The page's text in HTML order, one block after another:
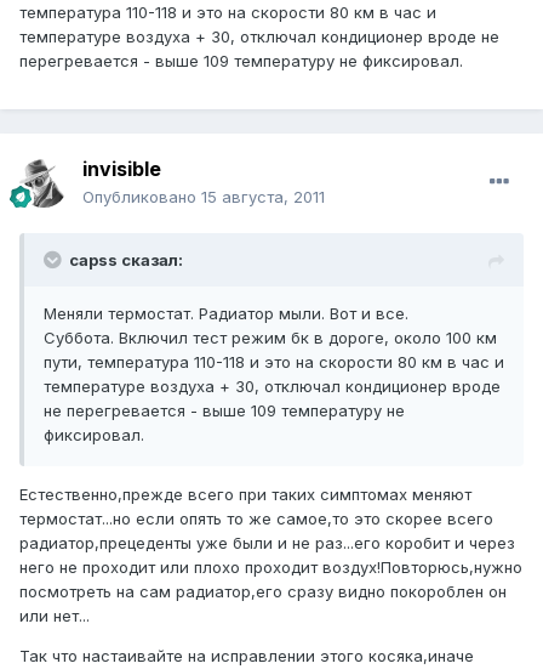
температура 110-118 и это на скорости 80 км в час и
температуре воздуха + 30, отключал кондиционер вроде не
перегревается - выше 109 температуру не фиксировал.
invisible
Опубликовано 15 августа, 2011
capss сказал:
Меняли термостат. Радиатор мыли. Вот и все.
Суббота. Включил тест режим бк в дороге, около 100 км
пути, температура 110-118 и это на скорости 80 км в час и
температуре воздуха + 30, отключал кондиционер вроде
не перегревается - выше 109 температуру не
фиксировал.
Естественно,прежде всего при таких симптомах меняют
термостат...но если опять то же самое,то это скорее всего
радиатор,прецеденты уже были и не раз...его коробит и через
него не проходит или плохо проходит воздух!Повторюсь,нужно
посмотреть на сам радиатор,его сразу видно покороблен он
или нет...
Так что настаивайте на исправлении этого косяка,иначе